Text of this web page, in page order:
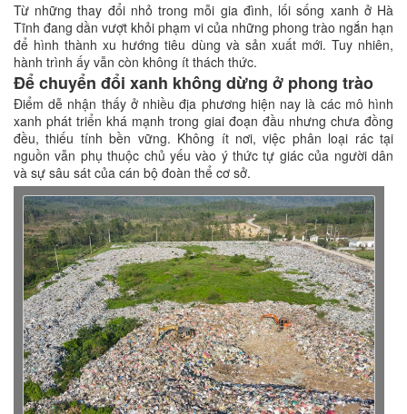
Từ những thay đổi nhỏ trong mỗi gia đình, lối sống xanh ở Hà
Tĩnh đang dần vượt khỏi phạm vi của những phong trào ngắn hạn
để hình thành xu hướng tiêu dùng và sản xuất mới. Tuy nhiên,
hành trình ấy vẫn còn không ít thách thức.
Để chuyển đổi xanh không dừng ở phong trào
Điểm dễ nhận thấy ở nhiều địa phương hiện nay là các mô hình
xanh phát triển khá mạnh trong giai đoạn đầu nhưng chưa đồng
đều, thiếu tính bền vững. Không ít nơi, việc phân loại rác tại
nguồn vẫn phụ thuộc chủ yếu vào ý thức tự giác của người dân
và sự sâu sát của cán bộ đoàn thể cơ sở.